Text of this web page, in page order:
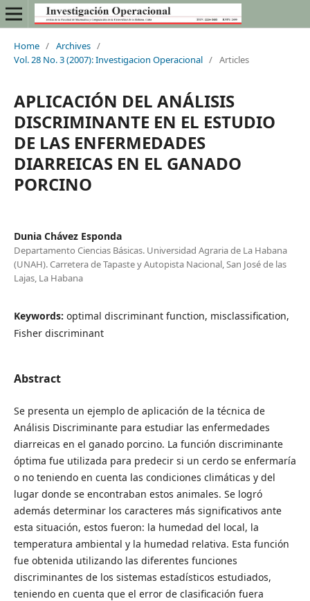
Home / Archives /
Vol. 28 No. 3 (2007): Investigacion Operacional / Articles
APLICACIÓN DEL ANÁLISIS
DISCRIMINANTE EN EL ESTUDIO
DE LAS ENFERMEDADES
DIARREICAS EN EL GANADO
PORCINO
Dunia Chávez Esponda
Departamento Ciencias Básicas. Universidad Agraria de La Habana
(UNAH). Carretera de Tapaste y Autopista Nacional, San José de las
Lajas, La Habana
Keywords: optimal discriminant function, misclassification,
Fisher discriminant
Abstract
Se presenta un ejemplo de aplicación de la técnica de
Análisis Discriminante para estudiar las enfermedades
diarreicas en el ganado porcino. La función discriminante
óptima fue utilizada para predecir si un cerdo se enfermaría
o no teniendo en cuenta las condiciones climáticas y del
lugar donde se encontraban estos animales. Se logró
además determinar los caracteres más significativos ante
esta situación, estos fueron: la humedad del local, la
temperatura ambiental y la humedad relativa. Esta función
fue obtenida utilizando las diferentes funciones
discriminantes de los sistemas estadísticos estudiados,
teniendo en cuenta que el error de clasificación fuera